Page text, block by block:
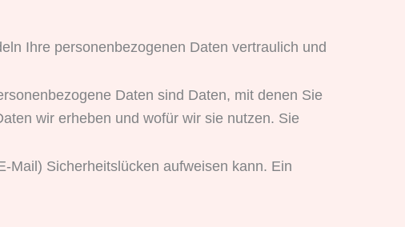
Ihre personenbezogenen Daten vertraulich und
Daten sind Daten, mit denen Sie
wir erheben und wofür wir sie nutzen. Sie
Mail) Sicherheitslücken aufweisen kann. Ein